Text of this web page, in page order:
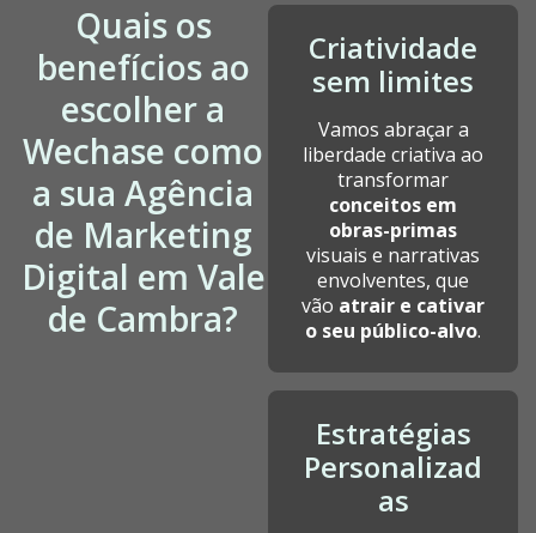
Quais os
benefícios ao
escolher a
Wechase como
a sua Agência
de Marketing
Digital em Vale
de Cambra?
Criatividade
sem limites
Vamos abraçar a
liberdade criativa ao
transformar
conceitos em
obras-primas
visuais e narrativas
envolventes, que
vão atrair e cativar
o seu público-alvo.
Estratégias
Personalizad
as